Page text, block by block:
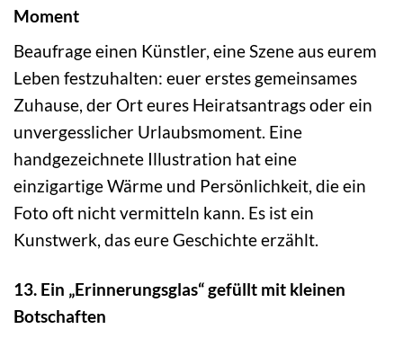
Moment
Beaufrage einen Künstler, eine Szene aus eurem
Leben festzuhalten: euer erstes gemeinsames
Zuhause, der Ort eures Heiratsantrags oder ein
unvergesslicher Urlaubsmoment. Eine
handgezeichnete Illustration hat eine
einzigartige Wärme und Persönlichkeit, die ein
Foto oft nicht vermitteln kann. Es ist ein
Kunstwerk, das eure Geschichte erzählt.
13. Ein „Erinnerungsglas“ gefüllt mit kleinen
Botschaften